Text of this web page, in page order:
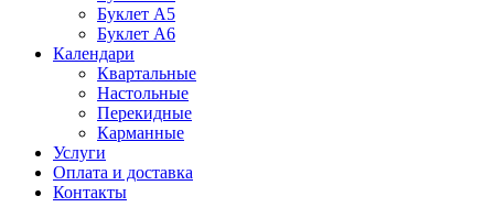
Буклет А5
Буклет А6
Календари
Квартальные
Настольные
Перекидные
Карманные
Услуги
Оплата и доставка
Контакты